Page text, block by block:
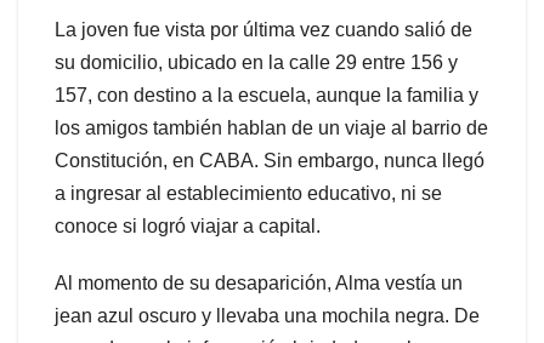
La joven fue vista por última vez cuando salió de
su domicilio, ubicado en la calle 29 entre 156 y
157, con destino a la escuela, aunque la familia y
los amigos también hablan de un viaje al barrio de
Constitución, en CABA. Sin embargo, nunca llegó
a ingresar al establecimiento educativo, ni se
conoce si logró viajar a capital.
Al momento de su desaparición, Alma vestía un
jean azul oscuro y llevaba una mochila negra. De